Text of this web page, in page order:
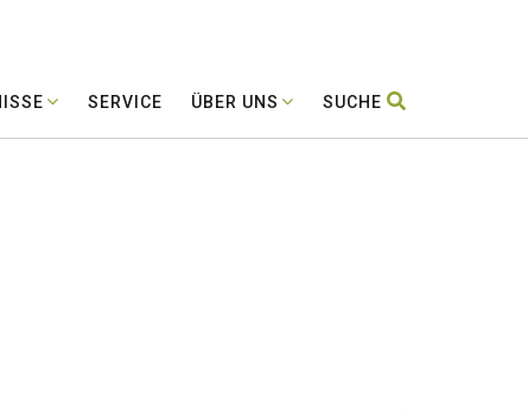
SERVICE ÜBER UNS SUCHE